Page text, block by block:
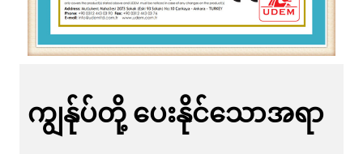
ကျွန်ုပ်တို့ ပေးနိုင်သောအရာ